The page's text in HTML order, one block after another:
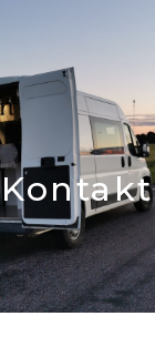
Kontakt